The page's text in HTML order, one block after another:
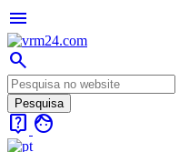
menu
search
live_help face